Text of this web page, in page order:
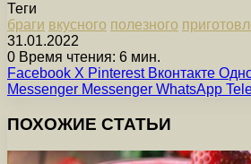
Теги
браги вкусного полезного
31.01.2022
0 Время чтения: 6 мин.
Facebook X Pinterest Вконтакте
Messenger Messenger WhatsApp
ПОХОЖИЕ СТАТЬИ